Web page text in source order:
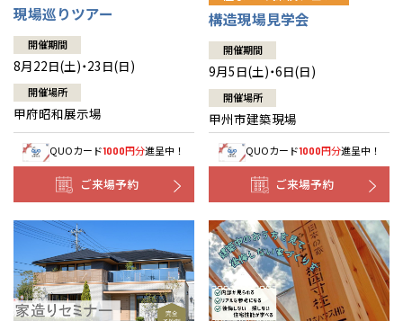
現場巡りツアー
開催期間
8月22日(土)・23日(日)
開催場所
甲府昭和展示場
QUOカード1000円分進呈中！
ご来場予約
構造現場見学会
開催期間
9月5日(土)・6日(日)
開催場所
甲州市建築現場
QUOカード1000円分進呈中！
ご来場予約